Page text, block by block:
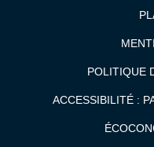
POLITIQUE
ACCESSIBILITÉ :